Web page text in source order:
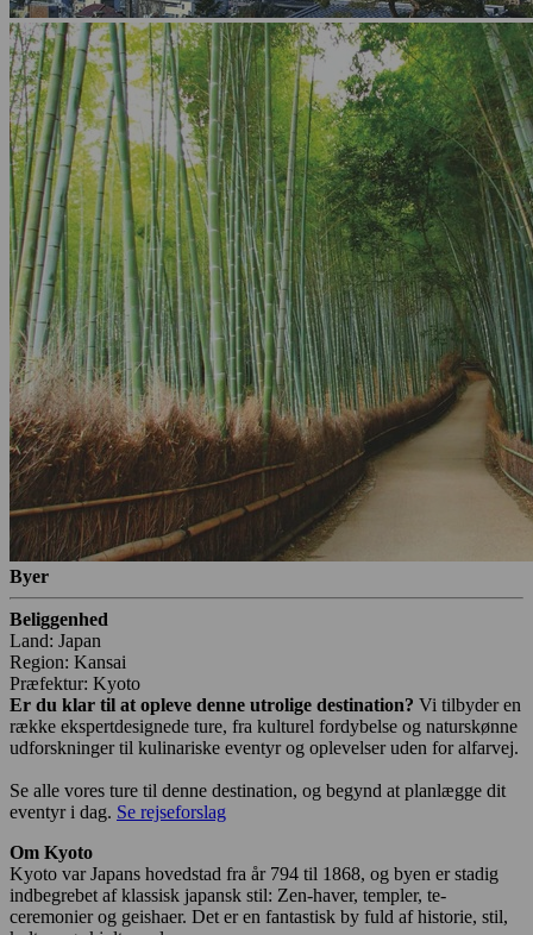
Byer
Beliggenhed
Land: Japan
Region: Kansai
Præfektur: Kyoto
Er du klar til at opleve denne utrolige destination? Vi tilbyder en
række ekspertdesignede ture, fra kulturel fordybelse og naturskønne
udforskninger til kulinariske eventyr og oplevelser uden for alfarvej.
Se alle vores ture til denne destination, og begynd at planlægge dit
eventyr i dag. Se rejseforslag
Om Kyoto
Kyoto var Japans hovedstad fra år 794 til 1868, og byen er stadig
indbegrebet af klassisk japansk stil: Zen-haver, templer, te-
ceremonier og geishaer. Det er en fantastisk by fuld af historie, stil,